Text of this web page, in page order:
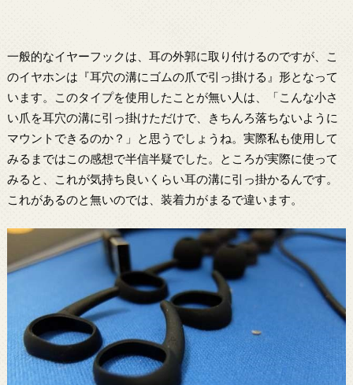
一般的なイヤーフックは、耳の外郭に取り付けるのですが、こ
のイヤホンは『耳穴の溝にゴムの爪で引っ掛ける』形となって
います。このタイプを使用したことが無い人は、「こんな小さ
い爪を耳穴の溝に引っ掛けただけで、きちんろ落ちないように
マウントできるのか？」と思うでしょうね。実際私も使用して
みるまではこの感想で半信半疑でした。ところが実際に使って
みると、これが気持ち良いくらい耳の溝に引っ掛かるんです。
これがあるのと無いのでは、装着力がまるで違います。